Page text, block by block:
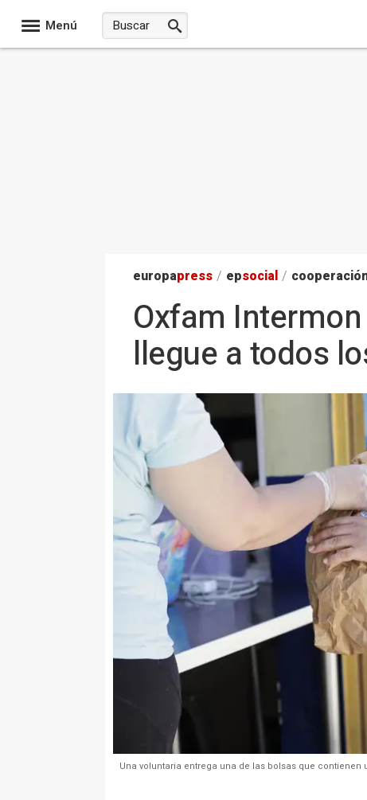
Menú
europapress / epsocial /
Oxfam
llegue a todos
Una voluntaria entrega una de las bolsas que